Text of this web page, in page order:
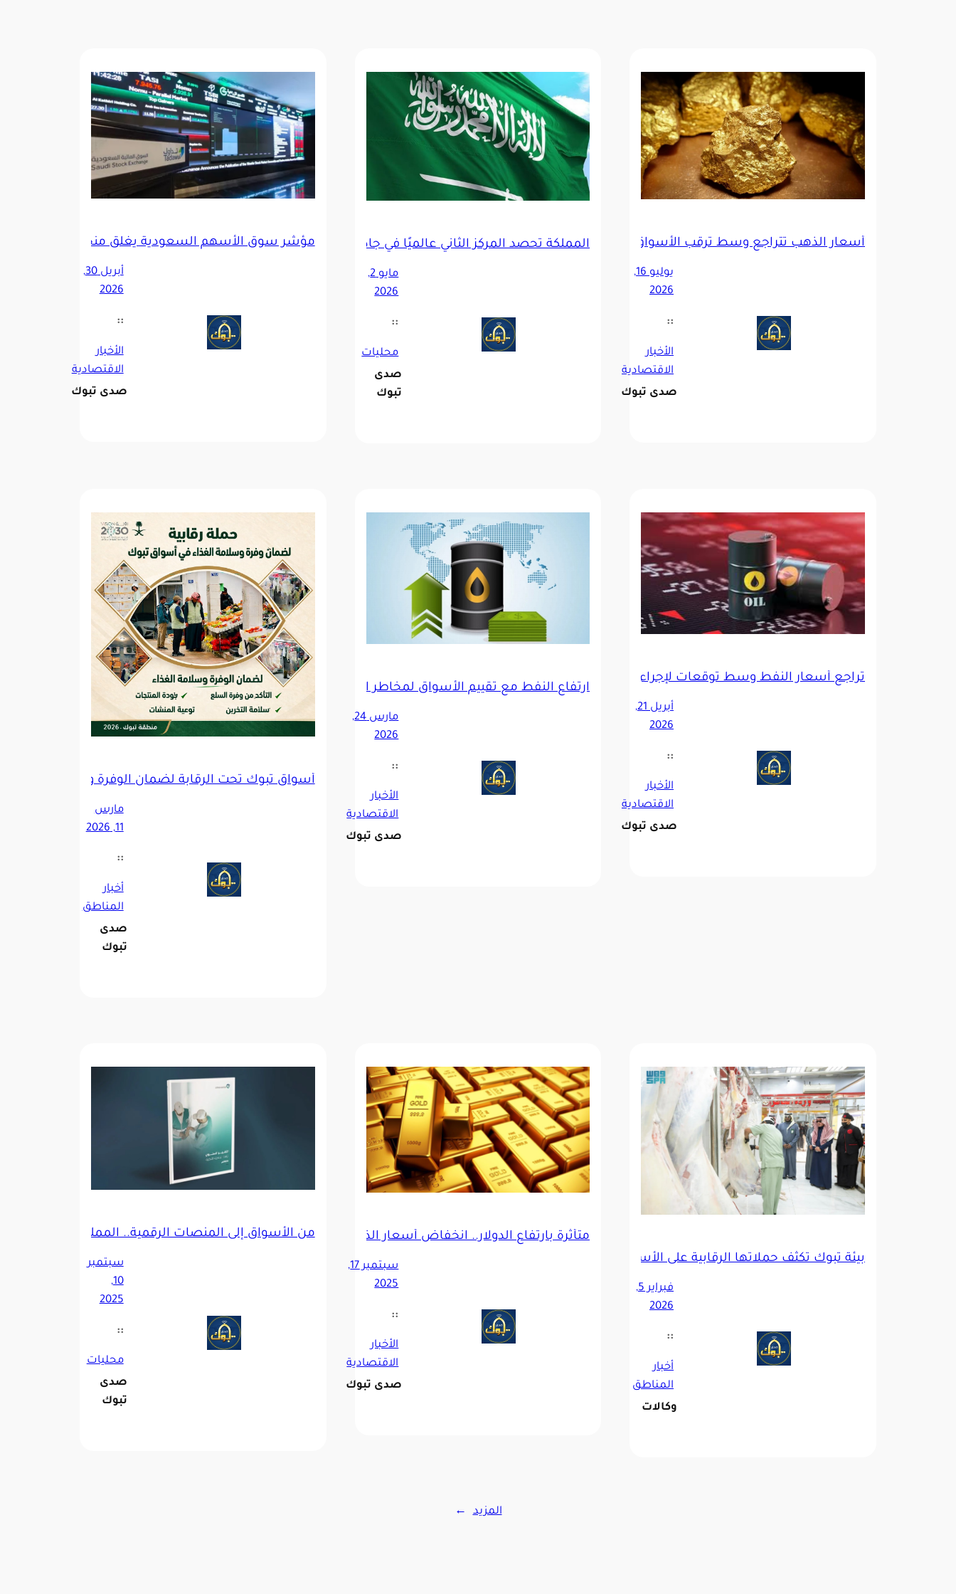
أسعار الذهب تتراجع وسط ترقب الأسواق للتطورات الجيوسياسية
يوليو 16,
2026
::
الأخبار
الاقتصادية
صدى تبوك
المملكة تحصد المركز الثاني عالميًا في جاذبية أسواق مراكز البيانات بعد الولايات المتحدة
مايو 2,
2026
::
محليات
صدى
تبوك
مؤشر سوق الأسهم السعودية يغلق منخفضًا عند مستوى 11187
أبريل 30,
2026
::
الأخبار
الاقتصادية
صدى تبوك
تراجع أسعار النفط وسط توقّعات لإجراء محادثات سلام بين أمريكا وإيران
أبريل 21,
2026
::
الأخبار
الاقتصادية
صدى تبوك
ارتفاع النفط مع تقييم الأسواق لمخاطر الإمدادات
مارس 24,
2026
::
الأخبار
الاقتصادية
صدى تبوك
أسواق تبوك تحت الرقابة لضمان الوفرة وجودة الغذاء
مارس
11, 2026
::
أخبار
المناطق
صدى
تبوك
بيئة تبوك تكثّف حملاتها الرقابية على الأسواق والمسالخ استعدادًا لرمضان
فبراير 5,
2026
::
أخبار
المناطق
وكالات
متأثرة بارتفاع الدولار.. انخفاض أسعار الذهب في الأسواق العالمية
سبتمبر 17,
2025
::
الأخبار
الاقتصادية
صدى تبوك
من الأسواق إلى المنصات الرقمية.. المملكة تُعزز رقابتها
سبتمبر
10,
2025
::
محليات
صدى
تبوك
المزيد →